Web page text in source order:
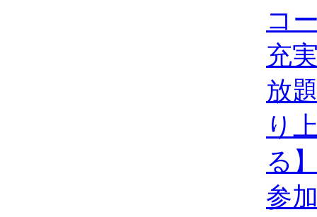
コ
充
放
り
る
参